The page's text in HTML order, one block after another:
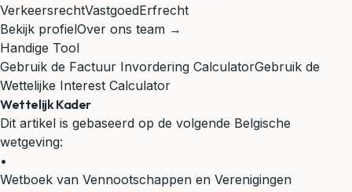
VerkeersrechtVastgoedErfrecht
Bekijk profielOver ons team →
Handige Tool
Gebruik de Factuur Invordering CalculatorGebruik de
Wettelijke Interest Calculator
Wettelijk Kader
Dit artikel is gebaseerd op de volgende Belgische
wetgeving:
•
Wetboek van Vennootschappen en Verenigingen